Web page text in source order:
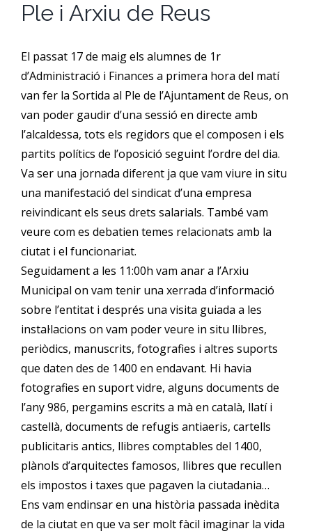
CFGM Manteniment
CFGS Administració i
CFGS Comerç
CFGS Sistemes
CFGS Assistència a la
CFGS Desenvolupament
Formació Ocupacional
CP Operacions auxiliars
Acreditació de competències
Beques
Catàleg de serveis
Certificació d’idiomes
Mobilitat | Erasmus +
Orientació
Notícies
On Som
Instal·lacions
Ple i Arxiu de Reus
El passat 17 de maig els alumnes de 1r
d’Administració i Finances a primera hora del matí
van fer la Sortida al Ple de l’Ajuntament de Reus, on
van poder gaudir d’una sessió en directe amb
l’alcaldessa, tots els regidors que el composen i els
partits polítics de l’oposició seguint l’ordre del dia.
Va ser una jornada diferent ja que vam viure in situ
una manifestació del sindicat d’una empresa
reivindicant els seus drets salarials. També vam
veure com es debatien temes relacionats amb la
ciutat i el funcionariat.
Seguidament a les 11:00h vam anar a l’Arxiu
Municipal on vam tenir una xerrada d’informació
sobre l’entitat i després una visita guiada a les
instal·lacions on vam poder veure in situ llibres,
periòdics, manuscrits, fotografies i altres suports
que daten des de 1400 en endavant. Hi havia
fotografies en suport vidre, alguns documents de
l’any 986, pergamins escrits a mà en català, llatí i
castellà, documents de refugis antiaeris, cartells
publicitaris antics, llibres comptables del 1400,
plànols d’arquitectes famosos, llibres que recullen
els impostos i taxes que pagaven la ciutadania…
Ens vam endinsar en una història passada inèdita
de la ciutat en que va ser molt fàcil imaginar la vida